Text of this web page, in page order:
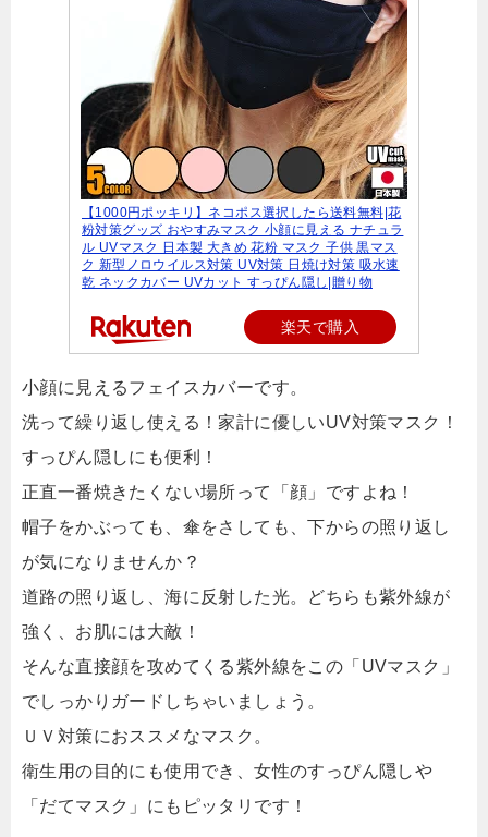
【1000円ポッキリ】ネコポス選択したら送料無料|花
粉対策グッズ おやすみマスク 小顔に見える ナチュラ
ル UVマスク 日本製 大きめ 花粉 マスク 子供 黒マス
ク 新型ノロウイルス対策 UV対策 日焼け対策 吸水速
乾 ネックカバー UVカット すっぴん隠し|贈り物
楽天で購入
小顔に見えるフェイスカバーです。
洗って繰り返し使える！家計に優しいUV対策マスク！
すっぴん隠しにも便利！
正直一番焼きたくない場所って「顔」ですよね！
帽子をかぶっても、傘をさしても、下からの照り返し
が気になりませんか？
道路の照り返し、海に反射した光。どちらも紫外線が
強く、お肌には大敵！
そんな直接顔を攻めてくる紫外線をこの「UVマスク」
でしっかりガードしちゃいましょう。
ＵＶ対策におススメなマスク。
衛生用の目的にも使用でき、女性のすっぴん隠しや
「だてマスク」にもピッタリです！